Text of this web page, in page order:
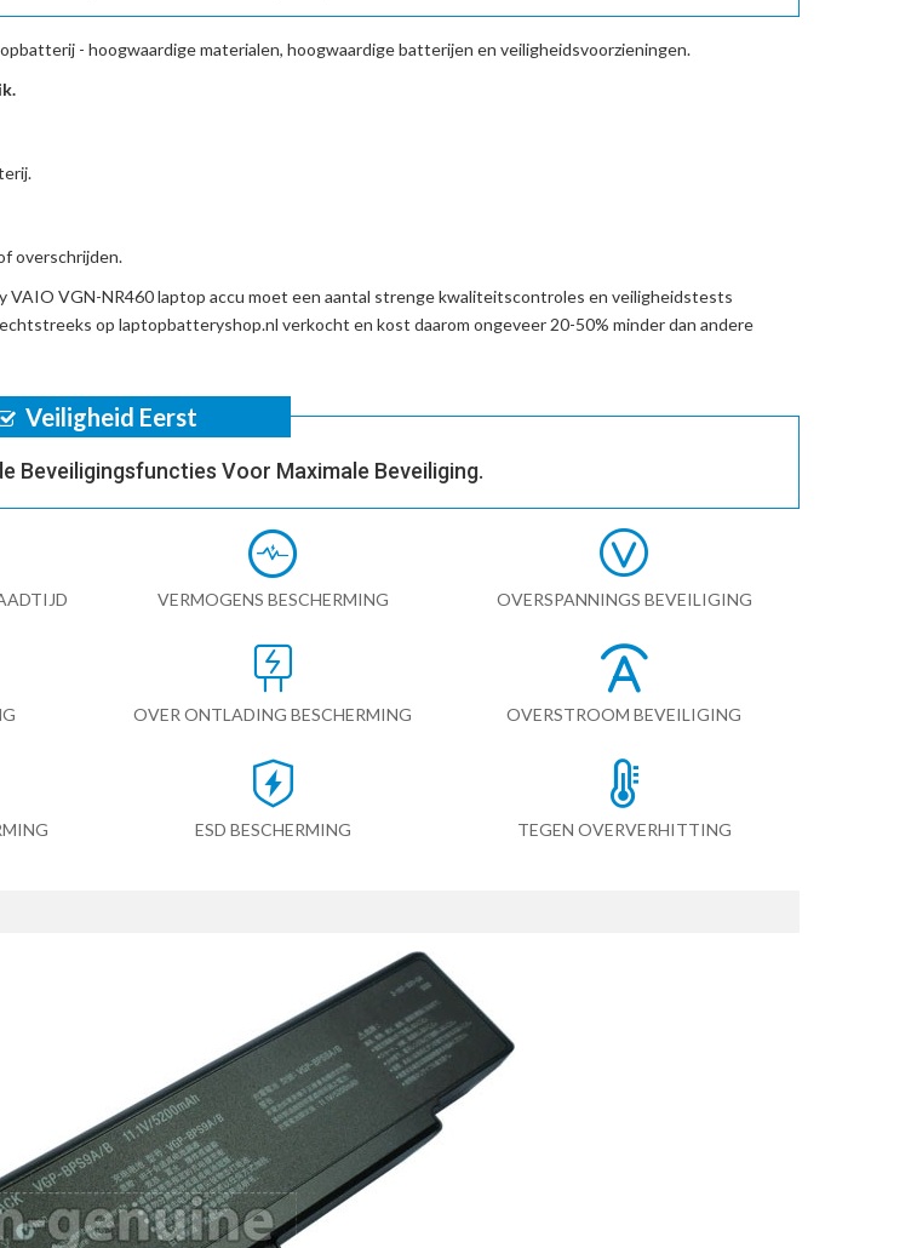
- hoogwaardige materialen, hoogwaardige batterijen en veiligheidsvoorzieningen.
overschrijden.
VAIO VGN-NR460 laptop accu moet een aantal strenge kwaliteitscontroles en veiligheidstests
op laptopbatteryshop.nl verkocht en kost daarom ongeveer 20-50% minder dan andere
Veiligheid Eerst
Beveiligingsfuncties Voor Maximale Beveiliging.
VERMOGENS BESCHERMING OVERSPANNINGS BEVEILIGING
OVER ONTLADING BESCHERMING OVERSTROOM BEVEILIGING
ESD BESCHERMING TEGEN OVERVERHITTING